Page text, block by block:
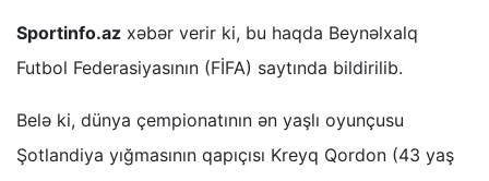
Sportinfo.az xəbər verir ki, bu haqda Beynəlxalq
Futbol Federasiyasının (FİFA) saytında bildirilib.
Belə ki, dünya çempionatının ən yaşlı oyunçusu
Şotlandiya yığmasının qapıçısı Kreyq Qordon (43 yaş